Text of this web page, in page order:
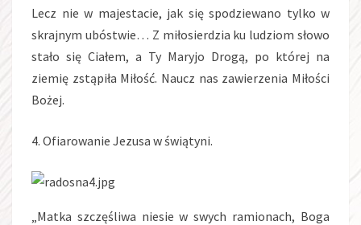
Lecz nie w majestacie, jak się spodziewano tylko w
skrajnym ubóstwie… Z miłosierdzia ku ludziom słowo
stało się Ciałem, a Ty Maryjo Drogą, po której na
ziemię zstąpiła Miłość. Naucz nas zawierzenia Miłości
Bożej.
4. Ofiarowanie Jezusa w świątyni.
„Matka szczęśliwa niesie w swych ramionach, Boga